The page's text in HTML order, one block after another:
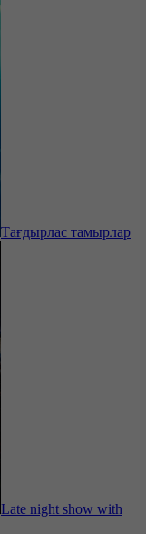
Тағдырлас тамырлар
Late night show with